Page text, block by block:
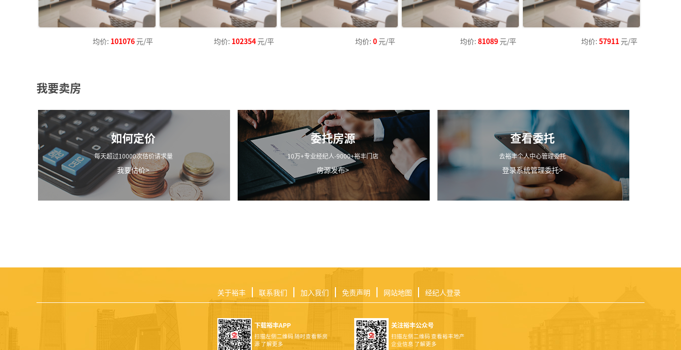
均价: 101076元/平 均价: 102354元/平 均价: 0元/平 均价: 81089元/平 均价: 57911元/平
我要卖房
如何定价
每天超过10000次估价请求量
我要估价>
委托房源
10万+专业经纪人-9000+裕丰门店
房源发布>
查看委托
去裕丰个人中心管理委托
登录系统管理委托>
关于裕丰 联系我们 加入我们 免责声明 网站地图 经纪人登录
下载裕丰APP
扫描左侧二维码 随时查看新房
源 了解更多
关注裕丰公众号
扫描左侧二维码 查看裕丰地产
企业信息 了解更多